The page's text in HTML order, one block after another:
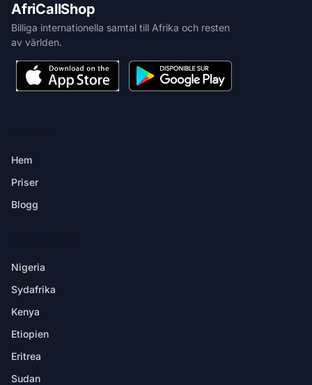
AfriCallShop
Billiga internationella samtal till Afrika och resten
av världen.
Hem
Priser
Blogg
Nigeria
Sydafrika
Kenya
Etiopien
Eritrea
Sudan